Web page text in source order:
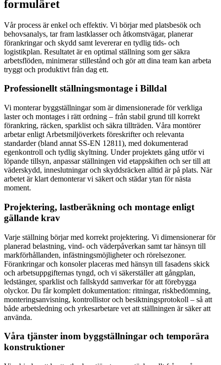
formuläret
Vår process är enkel och effektiv. Vi börjar med platsbesök och
behovsanalys, tar fram lastklasser och åtkomstvägar, planerar
förankringar och skydd samt levererar en tydlig tids- och
logistikplan. Resultatet är en optimal ställning som ger säkra
arbetsflöden, minimerar stillestånd och gör att dina team kan arbeta
tryggt och produktivt från dag ett.
Professionellt ställningsmontage i Billdal
Vi monterar byggställningar som är dimensionerade för verkliga
laster och montages i rätt ordning – från stabil grund till korrekt
förankring, räcken, sparklist och säkra tillträden. Våra montörer
arbetar enligt Arbetsmiljöverkets föreskrifter och relevanta
standarder (bland annat SS-EN 12811), med dokumenterad
egenkontroll och tydlig skyltning. Under projektets gång utför vi
löpande tillsyn, anpassar ställningen vid etappskiften och ser till att
väderskydd, inneslutningar och skyddsräcken alltid är på plats. När
arbetet är klart demonterar vi säkert och städar ytan för nästa
moment.
Projektering, lastberäkning och montage enligt
gällande krav
Varje ställning börjar med korrekt projektering. Vi dimensionerar för
planerad belastning, vind- och väderpåverkan samt tar hänsyn till
markförhållanden, infästningsmöjligheter och rörelsezoner.
Förankringar och konsoler placeras med hänsyn till fasadens skick
och arbetsuppgifternas tyngd, och vi säkerställer att gångplan,
ledstänger, sparklist och fallskydd samverkar för att förebygga
olyckor. Du får komplett dokumentation: ritningar, riskbedömning,
monteringsanvisning, kontrollistor och besiktningsprotokoll – så att
både arbetsledning och yrkesarbetare vet att ställningen är säker att
använda.
Våra tjänster inom byggställningar och temporära
konstruktioner